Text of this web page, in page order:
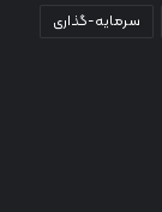
سرمایه-گذاری